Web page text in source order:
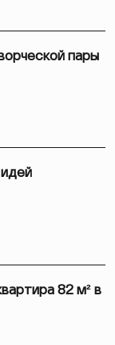
пары
82 м² в